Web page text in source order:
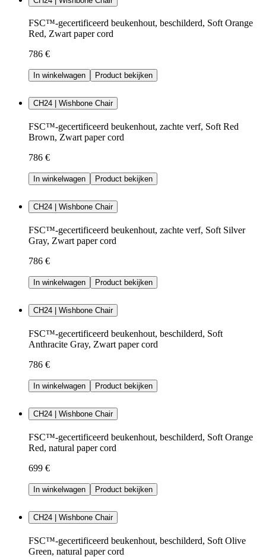
FSC™-gecertificeerd beukenhout, beschilderd, Soft Orange
Red, Zwart paper cord
786 €
In winkelwagen Product bekijken
CH24 | Wishbone Chair
FSC™-gecertificeerd beukenhout, zachte verf, Soft Red
Brown, Zwart paper cord
786 €
In winkelwagen Product bekijken
CH24 | Wishbone Chair
FSC™-gecertificeerd beukenhout, zachte verf, Soft Silver
Gray, Zwart paper cord
786 €
In winkelwagen Product bekijken
CH24 | Wishbone Chair
FSC™-gecertificeerd beukenhout, beschilderd, Soft
Anthracite Gray, Zwart paper cord
786 €
In winkelwagen Product bekijken
CH24 | Wishbone Chair
FSC™-gecertificeerd beukenhout, beschilderd, Soft Orange
Red, natural paper cord
699 €
In winkelwagen Product bekijken
CH24 | Wishbone Chair
FSC™-gecertificeerd beukenhout, beschilderd, Soft Olive
Green, natural paper cord